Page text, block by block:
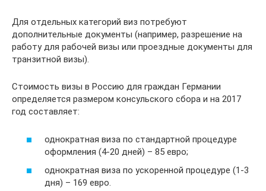
Для отдельных категорий виз потребуют
дополнительные документы (например, разрешение на
работу для рабочей визы или проездные документы для
транзитной визы).
Стоимость визы в Россию для граждан Германии
определяется размером консульского сбора и на 2017
год составляет:
однократная виза по стандартной процедуре
оформления (4-20 дней) – 85 евро;
однократная виза по ускоренной процедуре (1-3
дня) – 169 евро.